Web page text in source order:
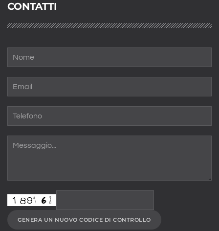
CONTATTI
GENERA UN NUOVO CODICE DI CONTROLLO